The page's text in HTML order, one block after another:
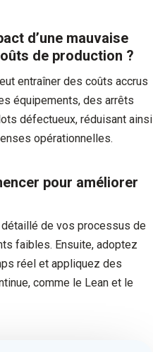
d’une mauvaise
de production ?
entraîner des coûts accrus
équipements, des arrêts
défectueux, réduisant ainsi
opérationnelles.
pour améliorer
de vos processus de
faibles. Ensuite, adoptez
réel et appliquez des
comme le Lean et le